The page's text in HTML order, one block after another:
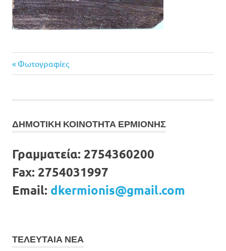
Πλοήγηση
Previous
Post:
Φωτογραφίες
ΔΗΜΟΤΙΚΗ ΚΟΙΝΟΤΗΤΑ ΕΡΜΙΟΝΗΣ
Γραμματεία: 2754360200
Fax: 2754031997
Email: dkermionis@gmail.com
ΤΕΛΕΥΤΑΙΑ ΝΕΑ